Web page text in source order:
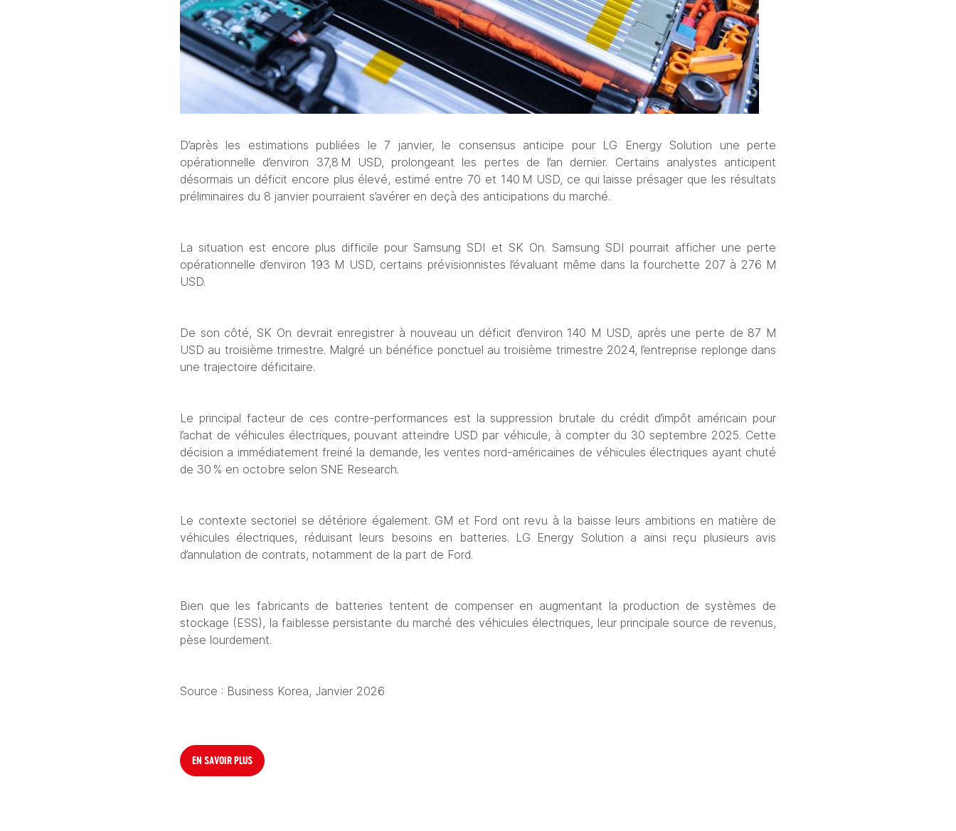
D’après les estimations publiées le 7 janvier, le consensus anticipe pour LG Energy Solution une perte
opérationnelle d’environ 37,8 M USD, prolongeant les pertes de l’an dernier. Certains analystes anticipent
désormais un déficit encore plus élevé, estimé entre 70 et 140 M USD, ce qui laisse présager que les résultats
préliminaires du 8 janvier pourraient s’avérer en deçà des anticipations du marché.
La situation est encore plus difficile pour Samsung SDI et SK On. Samsung SDI pourrait afficher une perte
opérationnelle d’environ 193 M USD, certains prévisionnistes l’évaluant même dans la fourchette 207 à 276 M
USD.
De son côté, SK On devrait enregistrer à nouveau un déficit d’environ 140 M USD, après une perte de 87 M
USD au troisième trimestre. Malgré un bénéfice ponctuel au troisième trimestre 2024, l’entreprise replonge dans
une trajectoire déficitaire.
Le principal facteur de ces contre-performances est la suppression brutale du crédit d’impôt américain pour
l’achat de véhicules électriques, pouvant atteindre USD par véhicule, à compter du 30 septembre 2025. Cette
décision a immédiatement freiné la demande, les ventes nord-américaines de véhicules électriques ayant chuté
de 30 % en octobre selon SNE Research.
Le contexte sectoriel se détériore également. GM et Ford ont revu à la baisse leurs ambitions en matière de
véhicules électriques, réduisant leurs besoins en batteries. LG Energy Solution a ainsi reçu plusieurs avis
d’annulation de contrats, notamment de la part de Ford.
Bien que les fabricants de batteries tentent de compenser en augmentant la production de systèmes de
stockage (ESS), la faiblesse persistante du marché des véhicules électriques, leur principale source de revenus,
pèse lourdement.
Source : Business Korea, Janvier 2026
EN SAVOIR PLUS